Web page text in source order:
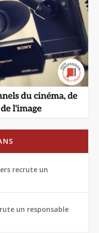
recrute un
un responsable